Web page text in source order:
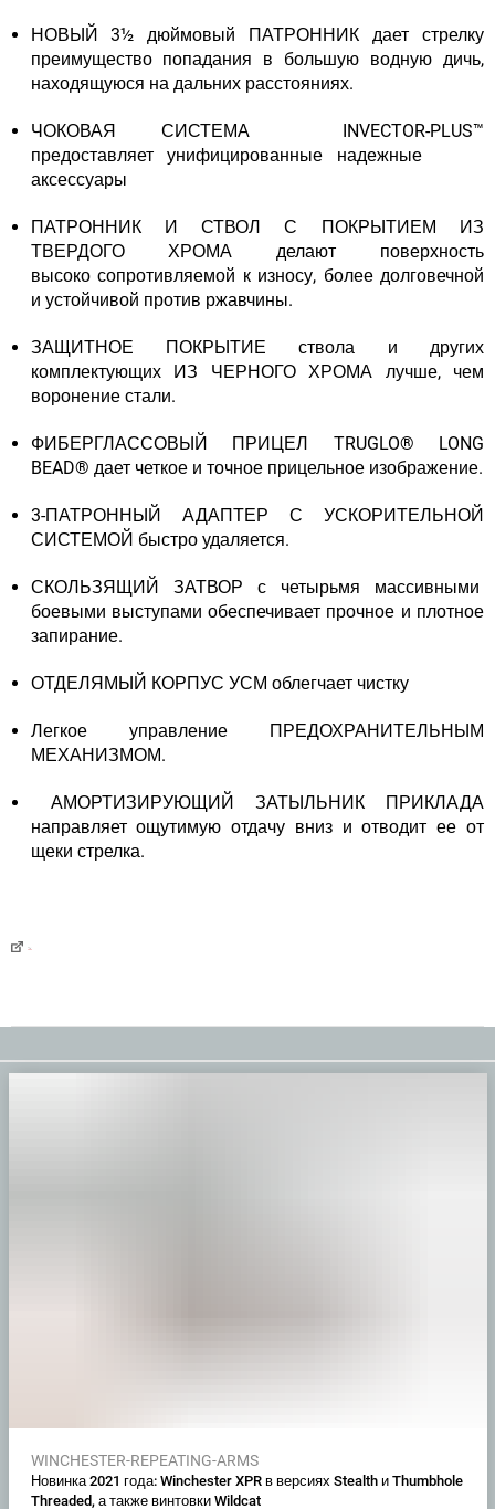
НОВЫЙ 3½ дюймовый ПАТРОННИК дает стрелку
преимущество попадания в большую водную дичь,
находящуюся на дальних расстояниях.
ЧОКОВАЯ СИСТЕМА INVECTOR-PLUS™
предоставляет унифицированные надежные
аксессуары
ПАТРОННИК И СТВОЛ С ПОКРЫТИЕМ ИЗ
ТВЕРДОГО ХРОМА делают поверхность
высоко сопротивляемой к износу, более долговечной
и устойчивой против ржавчины.
ЗАЩИТНОЕ ПОКРЫТИЕ ствола и других
комплектующих ИЗ ЧЕРНОГО ХРОМА лучше, чем
воронение стали.
ФИБЕРГЛАССОВЫЙ ПРИЦЕЛ TRUGLO® LONG
BEAD® дает четкое и точное прицельное изображение.
3-ПАТРОННЫЙ АДАПТЕР С УСКОРИТЕЛЬНОЙ
СИСТЕМОЙ быстро удаляется.
СКОЛЬЗЯЩИЙ ЗАТВОР с четырьмя массивными
боевыми выступами обеспечивает прочное и плотное
запирание.
ОТДЕЛЯМЫЙ КОРПУС УСМ облегчает чистку
Легкое управление ПРЕДОХРАНИТЕЛЬНЫМ
МЕХАНИЗМОМ.
АМОРТИЗИРУЮЩИЙ ЗАТЫЛЬНИК ПРИКЛАДА
направляет ощутимую отдачу вниз и отводит ее от
щеки стрелка.
WINCHESTER-REPEATING-ARMS
Новинка 2021 года: Winchester XPR в версиях Stealth и Thumbhole
Threaded, а также винтовки Wildcat